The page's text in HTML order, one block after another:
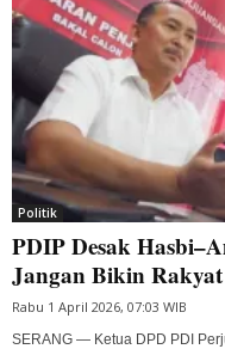
Politik
PDIP Desak
Jangan Bikin
Rabu 1 April 2026, 07:03 WIB
SERANG — Ketua DPD PDI